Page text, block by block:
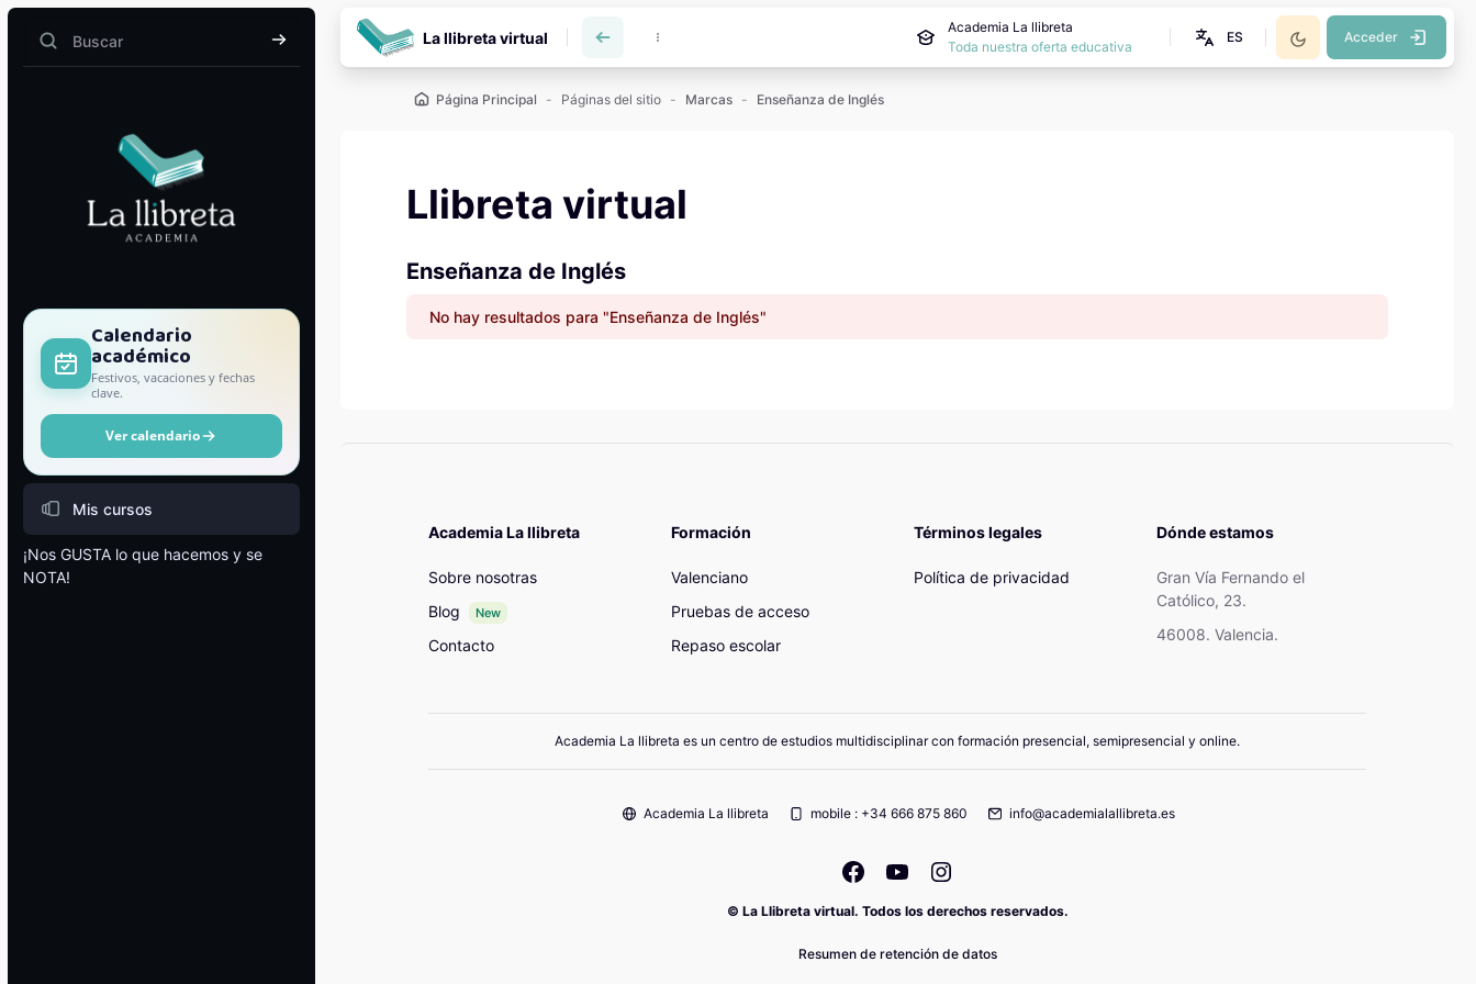
Buscar
Buscar
BloquesCalendario
académico
Festivos, vacaciones y fechas
clave.
Ver calendario
Mis cursos
¡Nos GUSTA lo que hacemos y se
NOTA!
La llibreta virtual
Academia La llibreta
Toda nuestra oferta educativa
ES Acceder
Página Principal Páginas del sitio Marcas Enseñanza de Inglés
Llibreta virtual
Enseñanza de Inglés
No hay resultados para "Enseñanza de Inglés"
Academia La llibreta
Sobre nosotras
Blog
New
Contacto
Formación
Valenciano
Pruebas de acceso
Repaso escolar
Términos legales
Política de privacidad
Dónde estamos
Gran Vía Fernando el
Católico, 23.
46008. Valencia.
Academia La llibreta es un centro de estudios multidisciplinar con formación presencial, semipresencial y online.
Academia La llibreta mobile : +34 666 875 860 info@academialallibreta.es
© La Llibreta virtual. Todos los derechos reservados.
Resumen de retención de datos